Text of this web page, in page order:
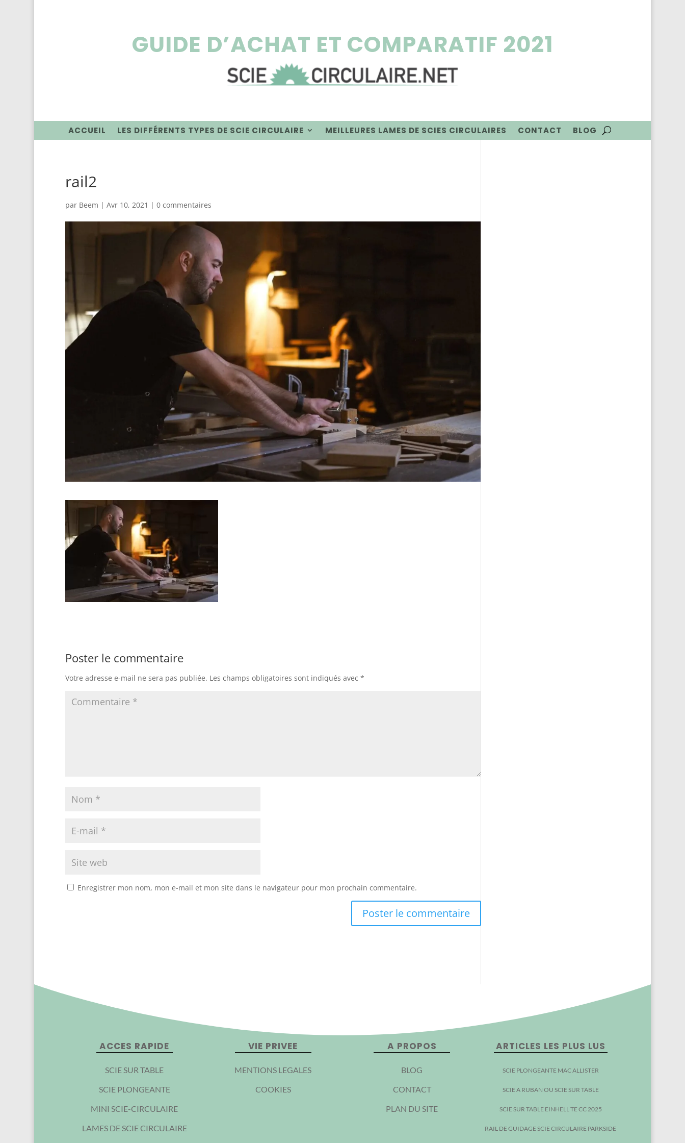
GUIDE D’ACHAT ET COMPARATIF 2021
ACCUEIL LES DIFFÉRENTS TYPES DE SCIE CIRCULAIRE MEILLEURES LAMES DE SCIES CIRCULAIRES CONTACT BLOG
rail2
par Beem | Avr 10, 2021 | 0 commentaires
Poster le commentaire
Votre adresse e-mail ne sera pas publiée. Les champs obligatoires sont indiqués avec *
Enregistrer mon nom, mon e-mail et mon site dans le navigateur pour mon prochain commentaire.
ACCES RAPIDE
SCIE SUR TABLE
SCIE PLONGEANTE
MINI SCIE-CIRCULAIRE
LAMES DE SCIE CIRCULAIRE
VIE PRIVEE
MENTIONS LEGALES
COOKIES
A PROPOS
BLOG
CONTACT
PLAN DU SITE
ARTICLES LES PLUS LUS
SCIE PLONGEANTE MAC ALLISTER
SCIE A RUBAN OU SCIE SUR TABLE
SCIE SUR TABLE EINHELL TE CC 2025
RAIL DE GUIDAGE SCIE CIRCULAIRE PARKSIDE